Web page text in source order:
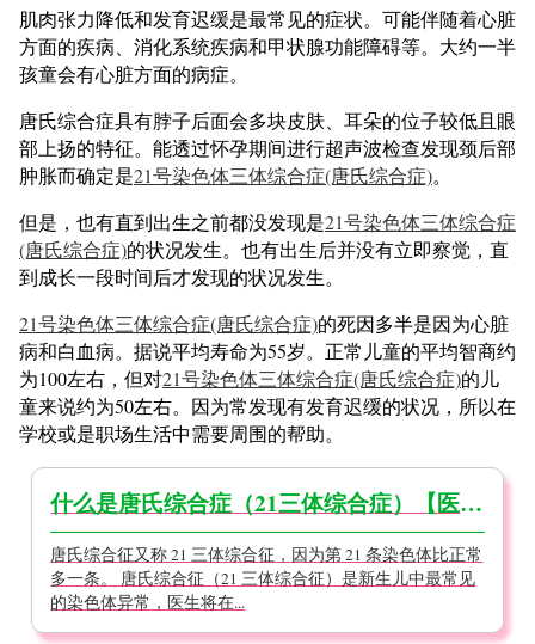
肌肉张力降低和发育迟缓是最常见的症状。可能伴随着心脏
方面的疾病、消化系统疾病和甲状腺功能障碍等。大约一半
孩童会有心脏方面的病症。
唐氏综合症具有脖子后面会多块皮肤、耳朵的位子较低且眼
部上扬的特征。能透过怀孕期间进行超声波检查发现颈后部
肿胀而确定是21号染色体三体综合症(唐氏综合症)。
但是，也有直到出生之前都没发现是21号染色体三体综合症
(唐氏综合症)的状况发生。也有出生后并没有立即察觉，直
到成长一段时间后才发现的状况发生。
21号染色体三体综合症(唐氏综合症)的死因多半是因为心脏
病和白血病。据说平均寿命为55岁。正常儿童的平均智商约
为100左右，但对21号染色体三体综合症(唐氏综合症)的儿
童来说约为50左右。因为常发现有发育迟缓的状况，所以在
学校或是职场生活中需要周围的帮助。
什么是唐氏综合症（21三体综合症）【医生监督】
唐氏综合征又称 21 三体综合征，因为第 21 条染色体比正常
多一条。 唐氏综合征（21 三体综合征）是新生儿中最常见
的染色体异常，医生将在...